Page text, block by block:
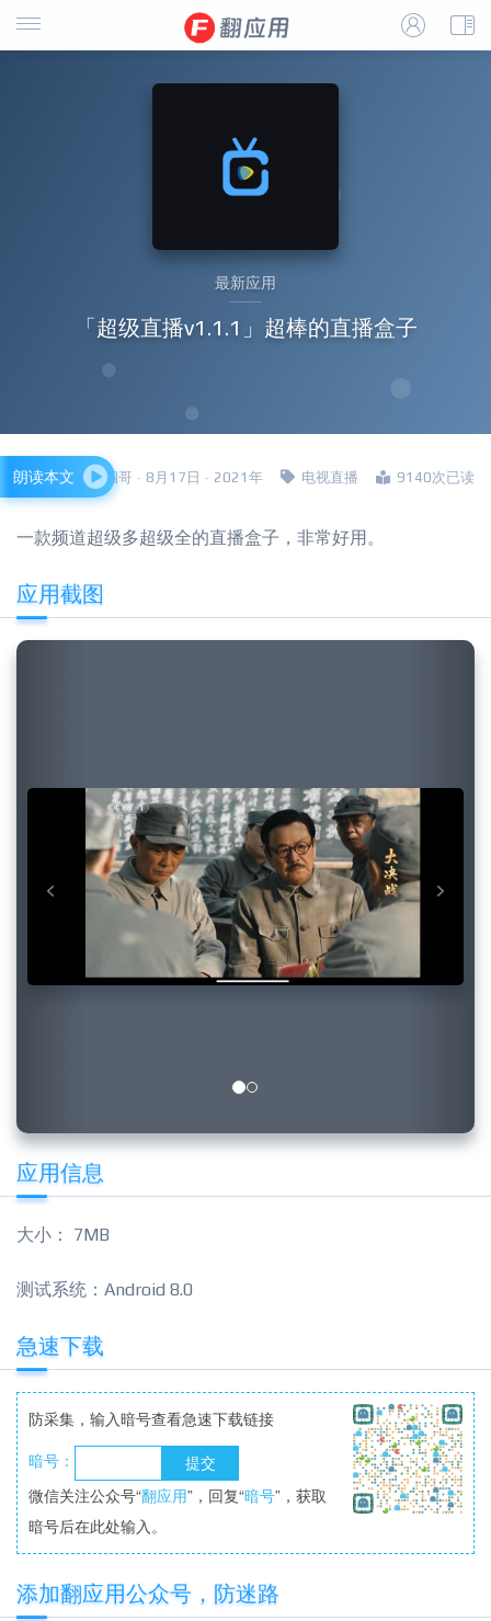
最新应用
「超级直播v1.1.1」超棒的直播盒子
四哥 · 8月17日 · 2021年 电视直播 9140次已读
朗读本文
一款频道超级多超级全的直播盒子，非常好用。
应用截图
Next
应用信息
大小： 7MB
测试系统：Android 8.0
急速下载
防采集，输入暗号查看急速下载链接
暗号：
微信关注公众号“翻应用”，回复“暗号”，获取
暗号后在此处输入。
添加翻应用公众号，防迷路